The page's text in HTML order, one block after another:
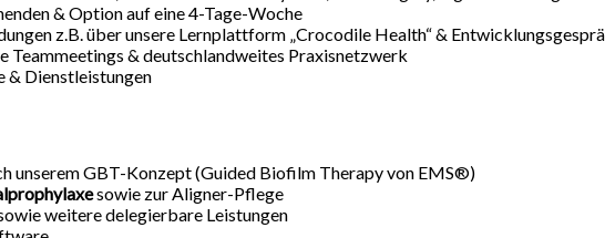
& Option auf eine 4-Tage-Woche
z.B. über unsere Lernplattform „Crocodile Health“ &
Teammeetings & deutschlandweites Praxisnetzwerk
Dienstleistungen
unserem GBT-Konzept (Guided Biofilm Therapy von EMS®)
sowie zur Aligner-Pflege
weitere delegierbare Leistungen